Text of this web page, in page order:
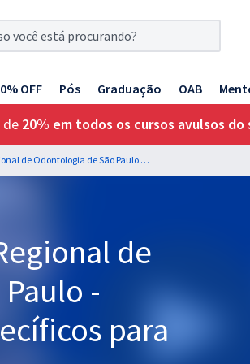
OFF Pós Graduação OAB
de 20% em todos os cursos avulsos do
CRO SP - Conselho Regional de Odontologia de São Paulo - Conhecimentos Específicos para Assistente Contábil
de
-
para